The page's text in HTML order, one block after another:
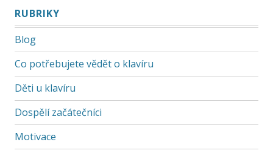
RUBRIKY
Blog
Co potřebujete vědět o klavíru
Děti u klavíru
Dospělí začátečníci
Motivace